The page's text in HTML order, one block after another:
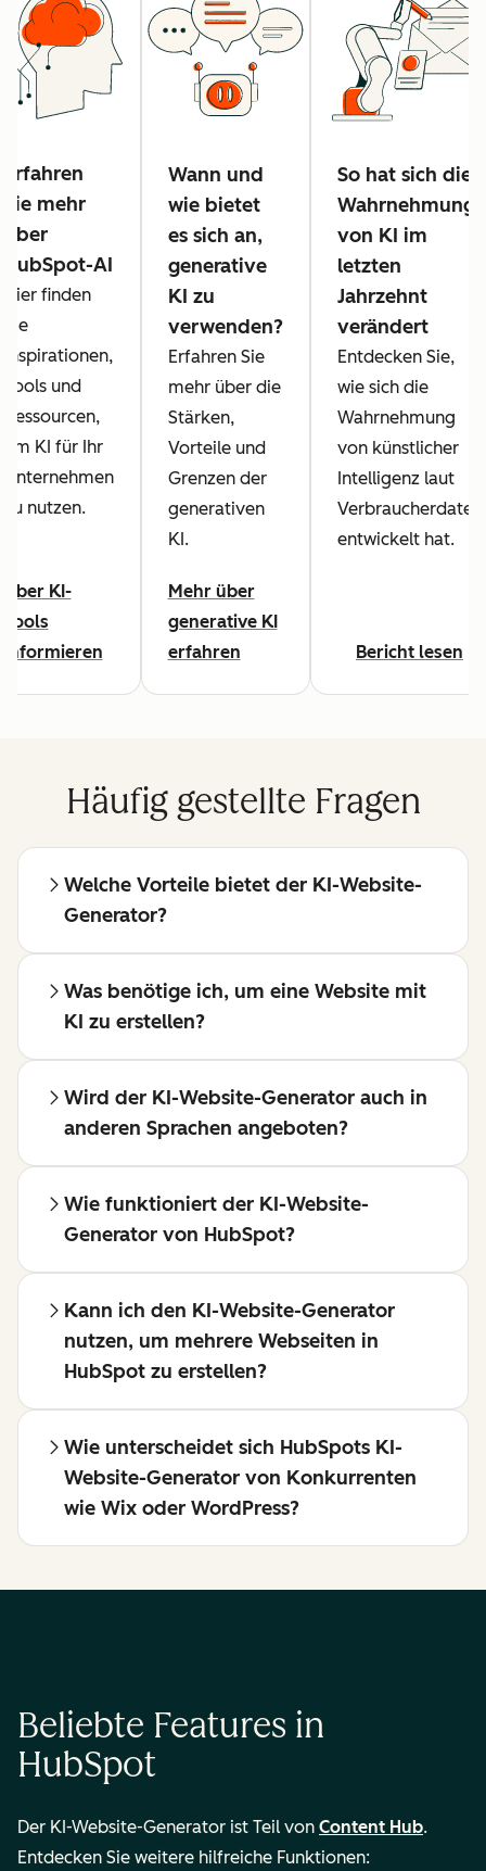
Erfahren
Sie mehr
über
HubSpot-AI
Hier finden
Sie
Inspirationen,
Tools und
Ressourcen,
um KI für Ihr
Unternehmen
zu nutzen.
Über KI-
Tools
informieren
Wann und
wie bietet
es sich an,
generative
KI zu
verwenden?
Erfahren Sie
mehr über die
Stärken,
Vorteile und
Grenzen der
generativen
KI.
Mehr über
generative KI
erfahren
So hat sich die
Wahrnehmung
von KI im
letzten
Jahrzehnt
verändert
Entdecken Sie,
wie sich die
Wahrnehmung
von künstlicher
Intelligenz laut
Verbraucherdaten
entwickelt hat.
Bericht lesen
Häufig gestellte Fragen
Welche Vorteile bietet der KI-Website-
Generator?
Was benötige ich, um eine Website mit
KI zu erstellen?
Wird der KI-Website-Generator auch in
anderen Sprachen angeboten?
Wie funktioniert der KI-Website-
Generator von HubSpot?
Kann ich den KI-Website-Generator
nutzen, um mehrere Webseiten in
HubSpot zu erstellen?
Wie unterscheidet sich HubSpots KI-
Website-Generator von Konkurrenten
wie Wix oder WordPress?
Beliebte Features in
HubSpot
Der KI-Website-Generator ist Teil von Content Hub.
Entdecken Sie weitere hilfreiche Funktionen: